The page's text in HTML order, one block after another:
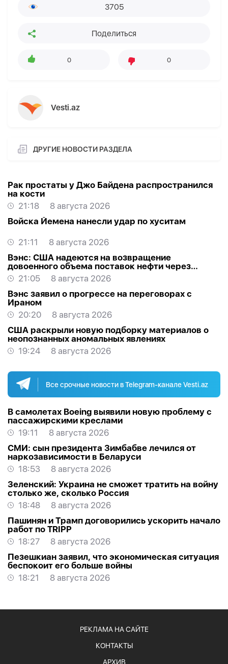
3705
Поделиться
0 0
Vesti.az
ДРУГИЕ НОВОСТИ РАЗДЕЛА
Рак простаты у Джо Байдена распространился
на кости
21:18
8 августа 2026
Войска Йемена нанесли удар по хуситам
21:11
8 августа 2026
Вэнс: США надеются на возвращение
довоенного объема поставок нефти через
Ормуз
21:05
8 августа 2026
Вэнс заявил о прогрессе на переговорах с
Ираном
20:20
8 августа 2026
США раскрыли новую подборку материалов о
неопознанных аномальных явлениях
19:24
8 августа 2026
Все срочные новости в Telegram-канале Vesti.az
В самолетах Boeing выявили новую проблему с
пассажирскими креслами
19:11
8 августа 2026
СМИ: сын президента Зимбабве лечился от
наркозависимости в Беларуси
18:53
8 августа 2026
Зеленский: Украина не сможет тратить на войну
столько же, сколько Россия
18:48
8 августа 2026
Пашинян и Трамп договорились ускорить начало
работ по TRIPP
18:27
8 августа 2026
Пезешкиан заявил, что экономическая ситуация
беспокоит его больше войны
18:21
8 августа 2026
РЕКЛАМА НА САЙТЕ
КОНТАКТЫ
АРХИВ